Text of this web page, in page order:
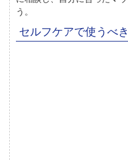
う。
セルフケアで使うべ